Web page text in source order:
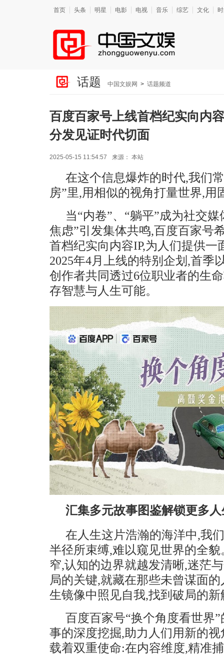
首页 头条 明星 电影 电视 音乐 综艺 文化
话题 中国文娱网 > 话题频道
百度百家号上线首档纪实向内
分发见证时代切面
2025-05-15 11:54:57 来源： 本站
在这个信息爆炸的时代,我们
房”里,用相似的视角打量世界,用
当“内卷”、“躺平”成为社交
焦虑”引发集体共鸣,百度百家号
首档纪实向内容IP,为人们提供
2025年4月上线的特别企划,首季
创作者共同透过6位职业者的生
存智慧与人生可能。
汇集多元故事图鉴解锁更多
在人生这片浩瀚的海洋中,我
半径所束缚,难以窥见世界的全
窄,认知的边界就越发清晰,迷茫
局的关键,就藏在那些未曾谋面
生镜像中照见自我,找到破局的新
百度百家号“换个角度看世界
事的深度挖掘,助力人们用新的
载着双重使命:在内容维度,精准